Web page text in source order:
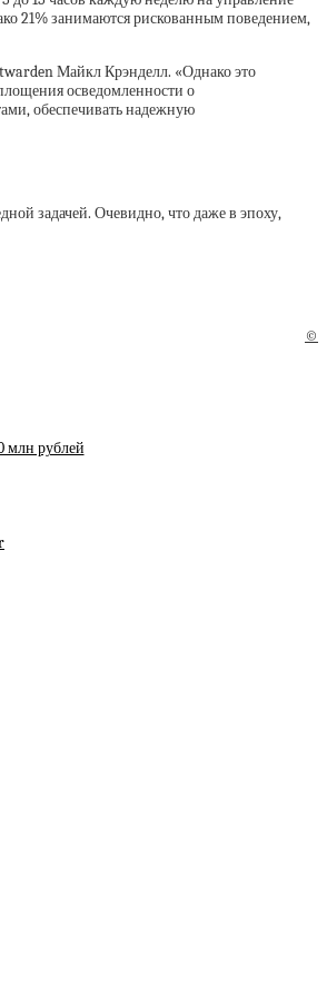
21% занимаются рискованным поведением,
Майкл Крэнделл. «Однако это
осведомленности о
обеспечивать надежную
задачей. Очевидно, что даже в эпоху,
©
млн рублей